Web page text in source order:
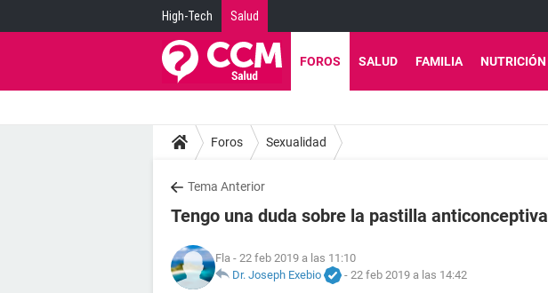
High-Tech Salud
FOROS SALUD FAMILIA NUTRICIÓN
Foros Sexualidad
Tema Anterior
Tengo una duda sobre la pastilla anticonceptiva
Fla - 22 feb 2019 a las 11:10
Dr. Joseph Exebio
- 22 feb 2019 a las 14:42